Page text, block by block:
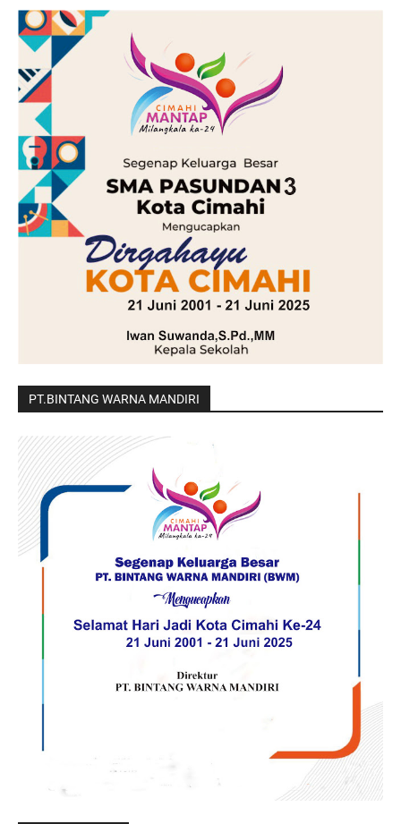
PT.BINTANG WARNA MANDIRI